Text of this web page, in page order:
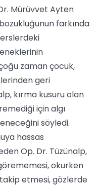
Mürüvvet Ayten
farkında
zaman çocuk,
geri
kırma kusuru olan
için algı
söyledi.
hassas
Op. Dr. Tüzünalp,
okurken
etmesi, gözlerde